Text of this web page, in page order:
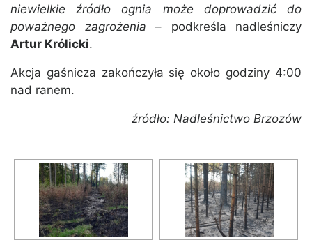
niewielkie źródło ognia może doprowadzić do
poważnego zagrożenia – podkreśla nadleśniczy
Artur Królicki.
Akcja gaśnicza zakończyła się około godziny 4:00
nad ranem.
źródło: Nadleśnictwo Brzozów